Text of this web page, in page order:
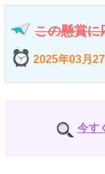
この懸賞に
2025年03月27
今す